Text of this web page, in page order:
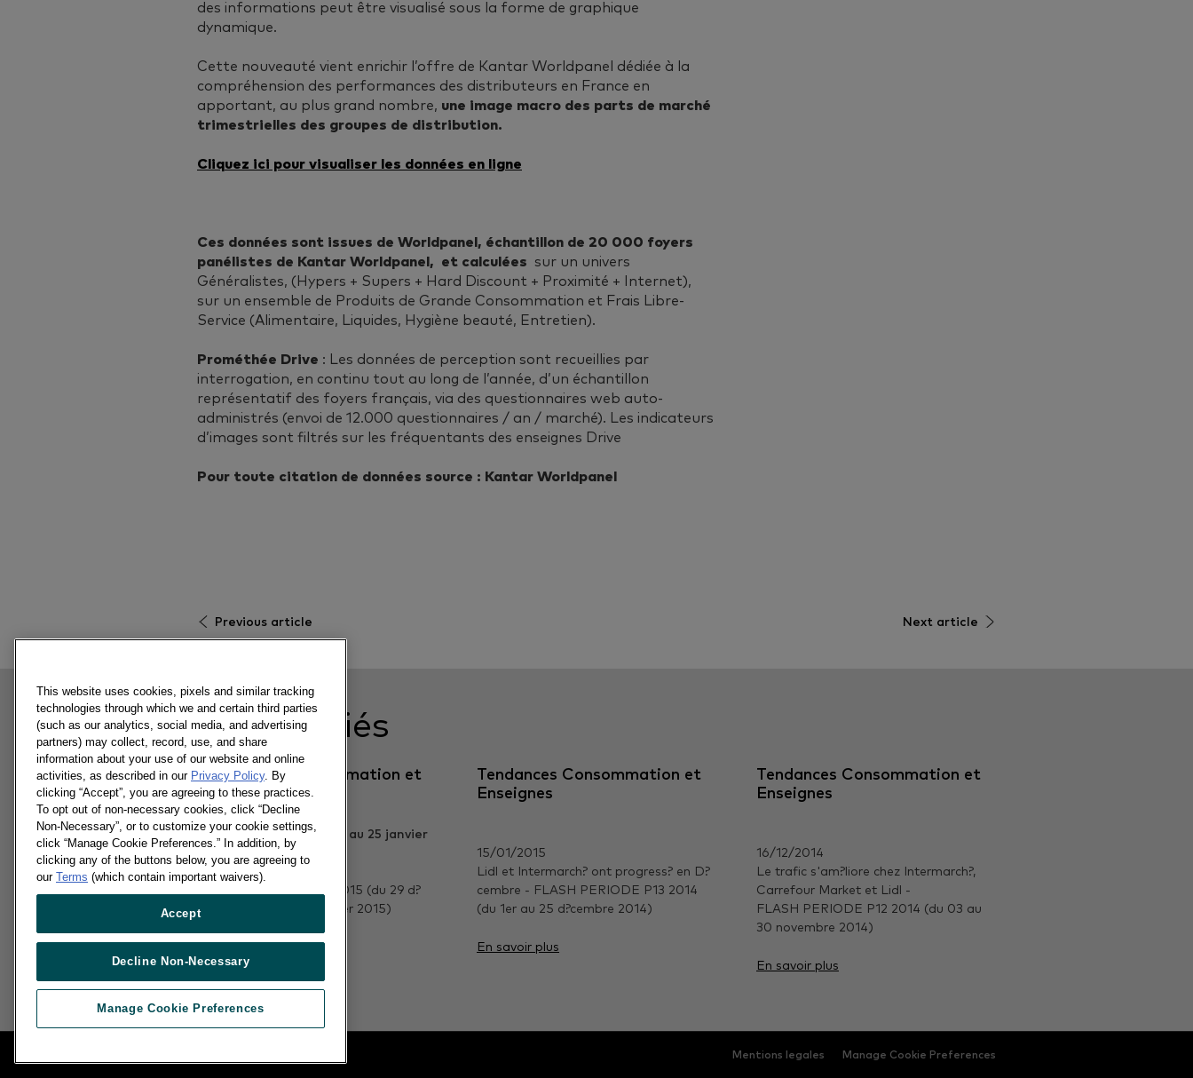
des informations peut être visualisé sous la forme de graphique
dynamique.
Cette nouveauté vient enrichir l’offre de Kantar Worldpanel dédiée à la
compréhension des performances des distributeurs en France en
apportant, au plus grand nombre, une image macro des parts de marché
trimestrielles des groupes de distribution.
Cliquez ici pour visualiser les données en ligne
Ces données sont issues de Worldpanel, échantillon de 20 000 foyers
panélistes de Kantar Worldpanel, et calculées sur un univers
Généralistes, (Hypers + Supers + Hard Discount + Proximité + Internet),
sur un ensemble de Produits de Grande Consommation et Frais Libre-
Service (Alimentaire, Liquides, Hygiène beauté, Entretien).
Prométhée Drive : Les données de perception sont recueillies par
interrogation, en continu tout au long de l’année, d’un échantillon
représentatif des foyers français, via des questionnaires web auto-
administrés (envoi de 12.000 questionnaires / an / marché). Les indicateurs
d’images sont filtrés sur les fréquentants des enseignes Drive
Pour toute citation de données source : Kantar Worldpanel
Previous article Next article
Articles liés
Tendances Consommation et
Enseignes
10/02/2015
FLASH PERIODE P01 2015 (du 29 d?
cembre 2014 au 25 janvier 2015)
Tendances Consommation et
Enseignes
15/01/2015
Lidl et Intermarch? ont progress? en D?
cembre - FLASH PERIODE P13 2014
(du 1er au 25 d?cembre 2014)
En savoir plus
Tendances Consommation et
Enseignes
16/12/2014
Le trafic s'am?liore chez Intermarch?,
Carrefour Market et Lidl -
FLASH PERIODE P12 2014 (du 03 au
30 novembre 2014)
En savoir plus
Mentions legales Manage Cookie Preferences
This website uses cookies, pixels and similar tracking
technologies through which we and certain third parties
(such as our analytics, social media, and advertising
partners) may collect, record, use, and share
information about your use of our website and online
activities, as described in our Privacy Policy. By
clicking “Accept”, you are agreeing to these practices.
To opt out of non-necessary cookies, click “Decline
Non-Necessary”, or to customize your cookie settings,
click “Manage Cookie Preferences.” In addition, by
clicking any of the buttons below, you are agreeing to
our Terms (which contain important waivers).
Accept
Decline Non-Necessary
Manage Cookie Preferences